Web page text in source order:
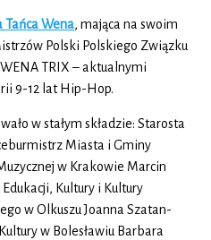
Tańca Wena, mająca na swoim
Polski Polskiego Związku
TRIX – aktualnymi
9-12 lat Hip-Hop.
w stałym składzie: Starosta
Miasta i Gminy
w Krakowie Marcin
Kultury i Kultury
w Olkuszu Joanna Szatan-
w Bolesławiu Barbara